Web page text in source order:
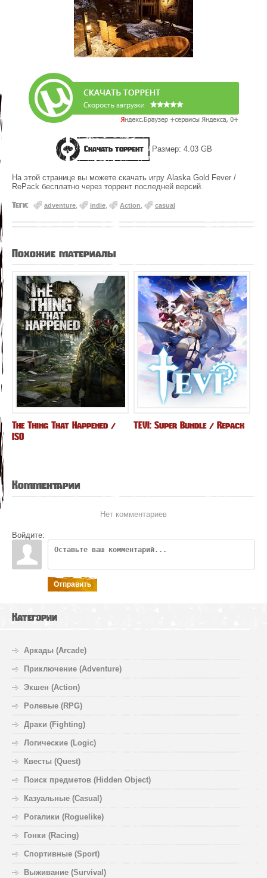
Скачать торрент Размер: 4.03 GB
На этой странице вы можете скачать игру Alaska Gold Fever /
RePack бесплатно через торрент последней версий.
Теги: adventure indie Action casual
Похожие материалы
The Thing That Happened /
ISO
TEVI: Super Bundle / Repack
Комментарии
Нет комментариев
Войдите:
Отправить
Категории
Аркады (Arcade)
Приключение (Adventure)
Экшен (Action)
Ролевые (RPG)
Драки (Fighting)
Логические (Logic)
Квесты (Quest)
Поиск предметов (Hidden Object)
Казуальные (Casual)
Рогалики (Roguelike)
Гонки (Racing)
Спортивные (Sport)
Выживание (Survival)